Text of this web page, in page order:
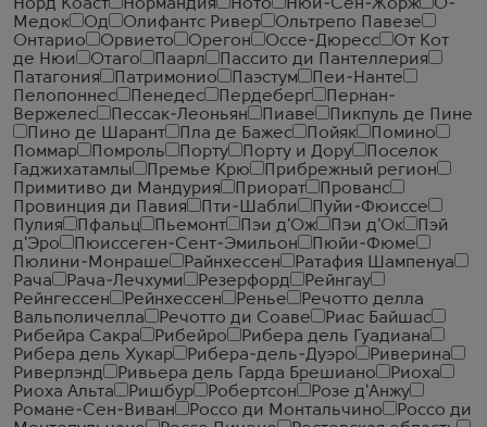
Норд Коаст
Нормандия Ното Нюи-Сен-Жорж
О-
Медок
Од Олифантс Ривер
Ольтрепо Павезе
Онтарио
Орвието Орегон Оссе-Дюресс
От Кот
де Нюи
Отаго Паарл
Пассито ди Пантеллерия
Патагония
Патримонио Паэстум
Пеи-Нанте
Пелопоннес
Пенедес Пердеберг
Пернан-
Вержелес
Пессак-Леоньян Пиаве
Пикпуль де Пине
Пино де Шарант
Пла де Бажес Пойяк
Помино
Поммар
Помроль Порту Порту и Дору
Поселок
Гаджихатамлы
Премье Крю
Прибрежный регион
Примитиво ди Мандурия
Приорат
Прованс
Провинция ди Павия
Пти-Шабли
Пуйи-Фюиссе
Пулия
Пфальц Пьемонт Пэи д'Ож Пэи д'Ок
Пэй
д'Эро
Пюиссеген-Сент-Эмильон
Пюйи-Фюме
Пюлини-Монраше
Райнхессен
Ратафия Шампенуа
Рача
Рача-Лечхуми Резерфорд
Рейнгау
Рейнгессен
Рейнхессен Ренье
Речотто делла
Вальполичелла
Речотто ди Соаве
Риас Байшас
Рибейра Сакра
Рибейро
Рибера дель Гуадиана
Рибера дель Хукар
Рибера-дель-Дуэро
Риверина
Риверлэнд
Ривьера дель Гарда Брешиано
Риоха
Риоха Альта
Ришбур Робертсон
Розе д'Анжу
Романе-Сен-Виван
Россо ди Монтальчино
Россо ди